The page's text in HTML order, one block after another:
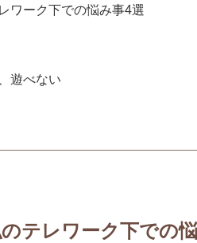
ワーク下での悩み事4選
遊べない
テレワーク下での